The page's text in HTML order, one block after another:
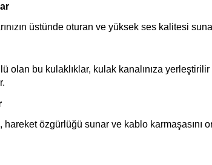
üstünde oturan ve yüksek ses kalitesi
olan bu kulaklıklar, kulak kanalınıza
, hareket özgürlüğü sunar ve kablo karmaşasını